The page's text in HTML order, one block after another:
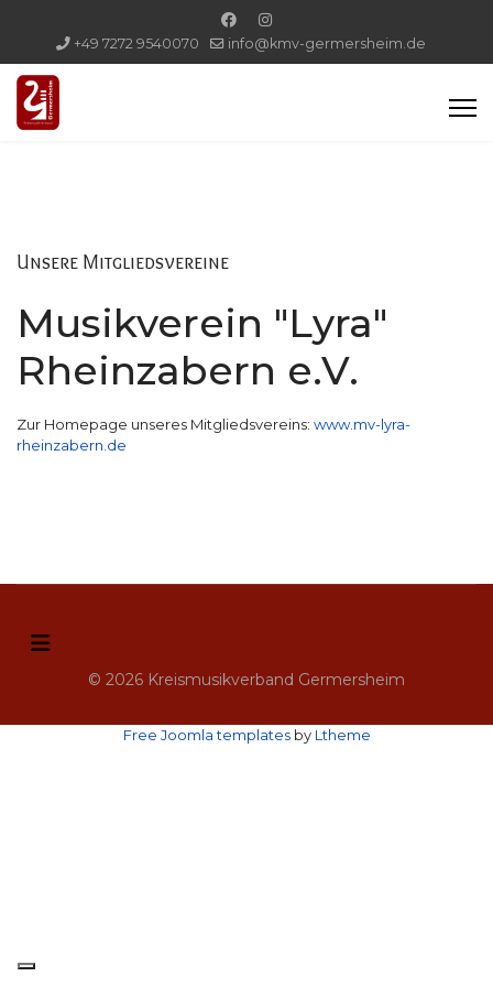
+49 7272 9540070 info@kmv-germersheim.de
Unsere Mitgliedsvereine
Musikverein "Lyra"
Rheinzabern e.V.
Zur Homepage unseres Mitgliedsvereins: www.mv-lyra-
rheinzabern.de
© 2026 Kreismusikverband Germersheim
Free Joomla templatesby Ltheme